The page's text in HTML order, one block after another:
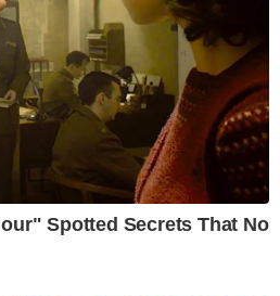
Spotted Secrets That No